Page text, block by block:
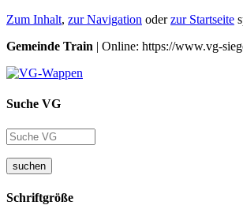
Zum Inhalt, zur Navigation oderzur Startseite
Gemeinde Train | Online: https://www.vg-
Suche VG
suchen
Schriftgröße